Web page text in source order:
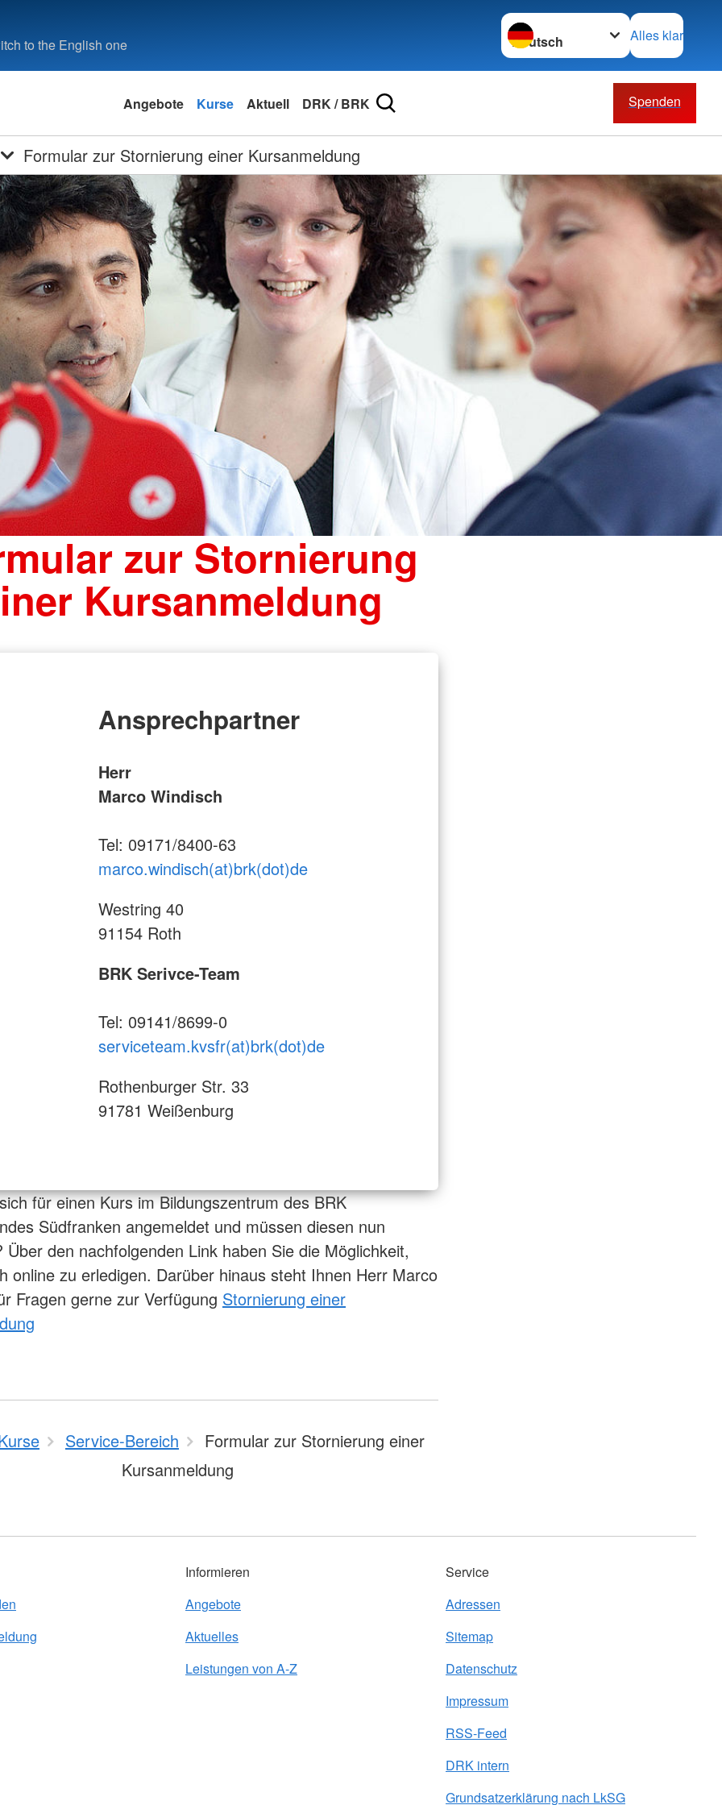
to the English one
Sprache wechseln zu
Alles klar
Angebote Kurse Aktuell DRK / BRK Spenden
Formular zur Stornierung einer Kursanmeldung
zur Stornierung
Kursanmeldung
Ansprechpartner
Herr
Marco Windisch
Tel: 09171/8400-63
marco.windisch(at)brk(dot)de
Westring 40
91154 Roth
BRK Serivce-Team
Tel: 09141/8699-0
serviceteam.kvsfr(at)brk(dot)de
Rothenburger Str. 33
91781 Weißenburg
für einen Kurs im Bildungszentrum des BRK
Südfranken angemeldet und müssen diesen nun
Über den nachfolgenden Link haben Sie die Möglichkeit,
online zu erledigen. Darüber hinaus steht Ihnen Herr Marco
Fragen gerne zur Verfügung Stornierung einer
Service-Bereich
Formular zur Stornierung einer
Kursanmeldung
Informieren
Angebote
Aktuelles
Leistungen von A-Z
Service
Adressen
Sitemap
Datenschutz
Impressum
RSS-Feed
DRK intern
Grundsatzerklärung nach LkSG